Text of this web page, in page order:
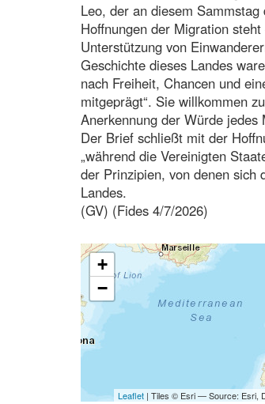
Leo, der an diesem
Hoffnungen der Migration
Unterstützung von
Geschichte dieses Landes
nach Freiheit, Chancen und
mitgeprägt“. Sie willkommen
Anerkennung der Würde jedes
Der Brief schließt mit der
„während die Vereinigten
der Prinzipien, von denen sich
Landes.
(GV) (Fides 4/7/2026)
+
−
Leaflet| Tiles © Esri — Source: Esri,